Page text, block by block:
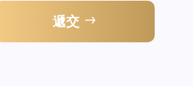
遞交